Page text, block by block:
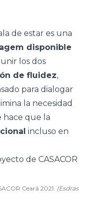
de estar es una
disponible
unir los dos
de fluidez,
para dialogar
la necesidad
hace que la
incluso en
Ceará 2021. (Esdras